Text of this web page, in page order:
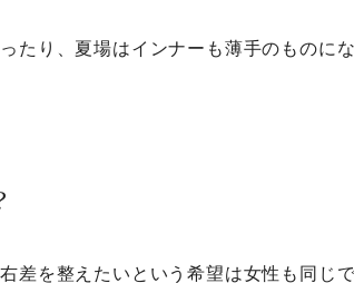
たり、夏場はインナーも薄手のものに
差を整えたいという希望は女性も同じで